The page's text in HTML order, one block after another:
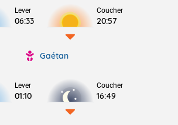
Lever
06:33
Coucher
20:57
Gaétan
Lever
01:10
Coucher
16:49